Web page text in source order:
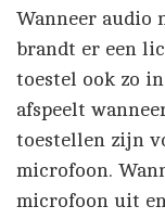
Wanneer audio
brandt er een
toestel ook zo
afspeelt
toestellen zijn
microfoon.
microfoon uit